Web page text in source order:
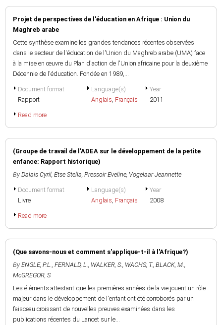
Projet de perspectives de l'éducation en Afrique : Union du
Maghreb arabe
Cette synthèse examine les grandes tendances récentes observées
dans le secteur de l'éducation de l'Union du Maghreb arabe (UMA) face
à la mise en œuvre du Plan d'action de l'Union africaine pour la deuxième
Décennie de l'éducation. Fondée en 1989,...
Document format
Rapport
Language(s)
Anglais, Français
Year
2011
Read more
(Groupe de travail de l'ADEA sur le développement de la petite
enfance: Rapport historique)
By Dalais Cyril, Etse Stella, Pressoir Eveline, Vogelaar Jeannette
Document format
Livre
Language(s)
Anglais, Français
Year
2008
Read more
(Que savons-nous et comment s'applique-t-il à l'Afrique?)
By ENGLE, P.L., FERNALD, L., WALKER, S., WACHS, T., BLACK, M.,
McGREGOR, S
Les éléments attestant que les premières années de la vie jouent un rôle
majeur dans le développement de l'enfant ont été corroborés par un
faisceau croissant de nouvelles preuves examinées dans les
publications récentes du Lancet sur le...